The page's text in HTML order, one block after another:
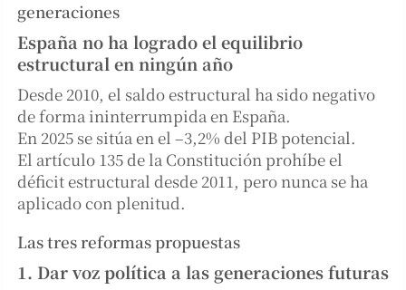
generaciones
España no ha logrado el equilibrio
estructural en ningún año
Desde 2010, el saldo estructural ha sido negativo
de forma ininterrumpida en España.
En 2025 se sitúa en el –3,2% del PIB potencial.
El artículo 135 de la Constitución prohíbe el
déficit estructural desde 2011, pero nunca se ha
aplicado con plenitud.
Las tres reformas propuestas
1. Dar voz política a las generaciones futuras